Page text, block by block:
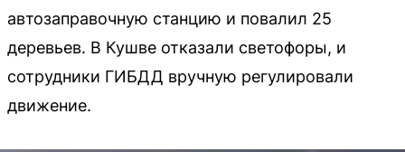
автозаправочную станцию и повалил 25
деревьев. В Кушве отказали светофоры, и
сотрудники ГИБДД вручную регулировали
движение.